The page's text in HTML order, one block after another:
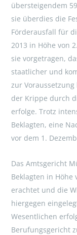
übersteigendem
sie überdies die
Förderausfall für
2013 in Höhe von
sie vorgetragen,
staatlicher und
zur
der Krippe durch
erfolge. Trotz
Beklagten, eine
vor dem 1.
Das Amtsgericht
Beklagten in
erachtet und die
hiergegen
Wesentlichen
Berufungsgericht